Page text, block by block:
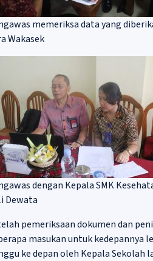
memeriksa data yang
Wakasek
dengan Kepala SMK
Dewata
pemeriksaan dokumen dan
masukan untuk kedepannya
ke depan oleh Kepala Sekolah